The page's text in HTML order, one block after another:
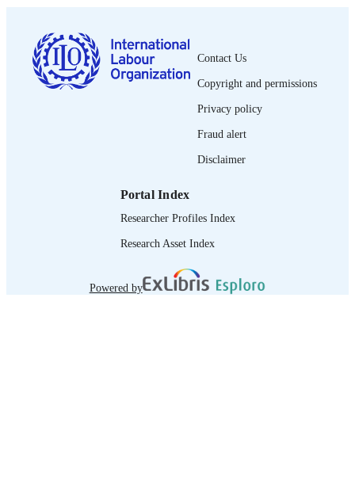
PAGES
LANGUAGE French
995218709802676
teste une solution technologique… --
pilote -- Les renouvellements
Contact Us
Copyright and permissions
Privacy policy
Fraud alert
Disclaimer
Portal Index
Researcher Profiles Index
Research Asset Index
Powered by